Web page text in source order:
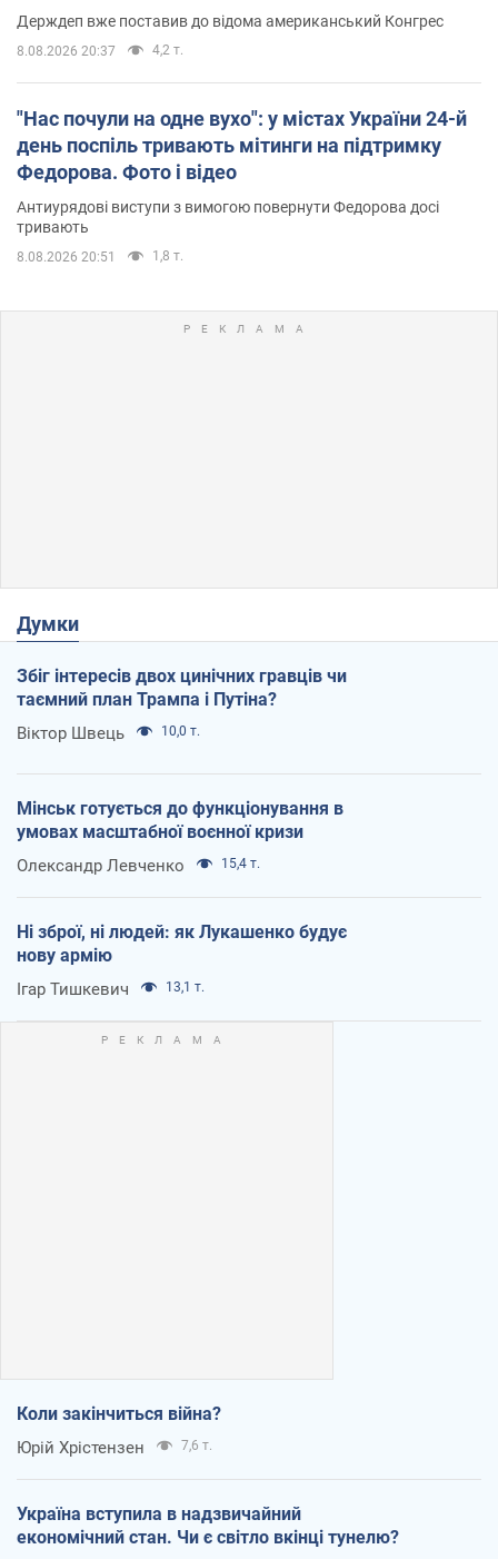
Держдеп вже поставив до відома американський Конгрес
8.08.2026 20:37 4,2 т.
"Нас почули на одне вухо": у містах України 24-й
день поспіль тривають мітинги на підтримку
Федорова. Фото і відео
Антиурядові виступи з вимогою повернути Федорова досі
тривають
8.08.2026 20:51 1,8 т.
Думки
Збіг інтересів двох цинічних гравців чи
таємний план Трампа і Путіна?
Віктор Швець 10,0 т.
Мінськ готується до функціонування в
умовах масштабної воєнної кризи
Олександр Левченко 15,4 т.
Ні зброї, ні людей: як Лукашенко будує
нову армію
Ігар Тишкевич 13,1 т.
Коли закінчиться війна?
Юрій Хрістензен 7,6 т.
Україна вступила в надзвичайний
економічний стан. Чи є світло вкінці тунелю?